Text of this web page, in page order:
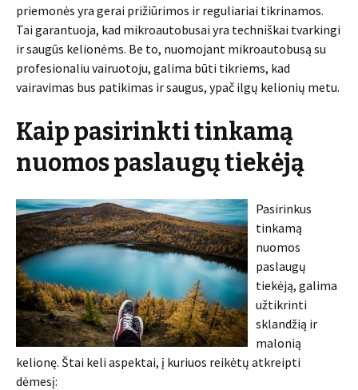
priemonės yra gerai prižiūrimos ir reguliariai tikrinamos.
Tai garantuoja, kad mikroautobusai yra techniškai tvarkingi
ir saugūs kelionėms. Be to, nuomojant mikroautobusą su
profesionaliu vairuotoju, galima būti tikriems, kad
vairavimas bus patikimas ir saugus, ypač ilgų kelionių metu.
Kaip pasirinkti tinkamą
nuomos paslaugų tiekėją
Pasirinkus
tinkamą
nuomos
paslaugų
tiekėją, galima
užtikrinti
sklandžią ir
malonią
kelionę. Štai keli aspektai, į kuriuos reikėtų atkreipti
dėmesį: